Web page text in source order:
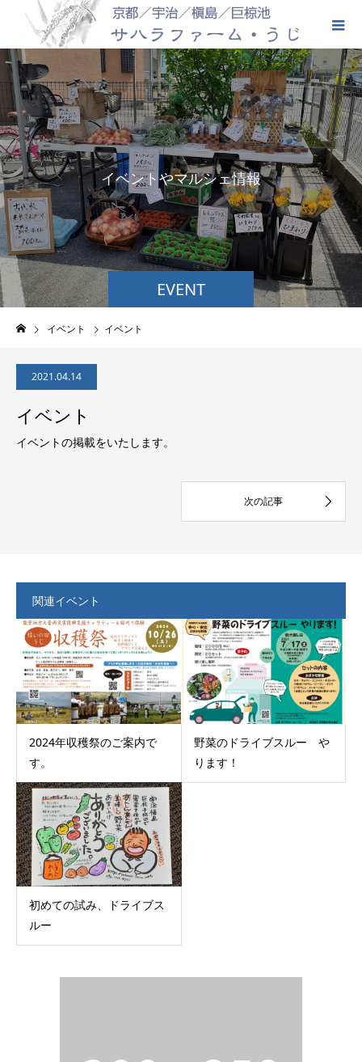
EVENT
イ ベントやマルシェ情報をお
イベント イベント
2021.04.14
イベント
イベントの掲載をいたします。
関連イベント
2024年収穫祭のご案内で
す。
野菜のドライブスルー や
ります！
初めての試み、ドライブス
ルー